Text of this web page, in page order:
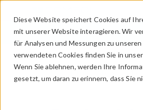
Diese Website speichert Cookies auf
mit unserer Website interagieren. Wir
für Analysen und Messungen zu
verwendeten Cookies finden Sie in
Wenn Sie ablehnen, werden Ihre
gesetzt, um daran zu erinnern, dass Sie
Produktpalette Design